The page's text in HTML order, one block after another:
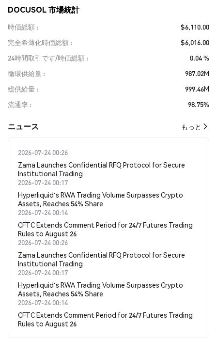
DOCUSOL 市場統計
時価総額
$6,110.00
完全希薄化時価総額
$6,016.00
24時間取引です/時価総額
0.04 %
循環供給量
987.02M
総供給量
999.46M
流通率
98.75%
​​ニュース​​ もっと
2026-07-24 00:26
Zama Launches Confidential RFQ Protocol for Secure
Institutional Trading
2026-07-24 00:17
Hyperliquid's RWA Trading Volume Surpasses Crypto
Assets, Reaches 54% Share
2026-07-24 00:14
CFTC Extends Comment Period for 24/7 Futures Trading
Rules to August 26
2026-07-24 00:26
Zama Launches Confidential RFQ Protocol for Secure
Institutional Trading
2026-07-24 00:17
Hyperliquid's RWA Trading Volume Surpasses Crypto
Assets, Reaches 54% Share
2026-07-24 00:14
CFTC Extends Comment Period for 24/7 Futures Trading
Rules to August 26